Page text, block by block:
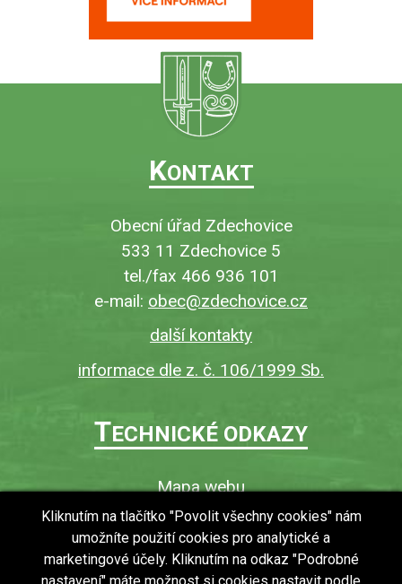
KONTAKT
Obecní úřad Zdechovice
533 11 Zdechovice 5
tel./fax 466 936 101
e-mail: obec@zdechovice.cz
další kontakty
informace dle z. č. 106/1999 Sb.
TECHNICKÉ ODKAZY
Mapa webu
O webu
Povinně zveřejňované informace
Ochrana osobních údajů (GDPR)
Kliknutím na tlačítko "Povolit všechny cookies" nám
umožníte použití cookies pro analytické a
marketingové účely. Kliknutím na odkaz "Podrobné